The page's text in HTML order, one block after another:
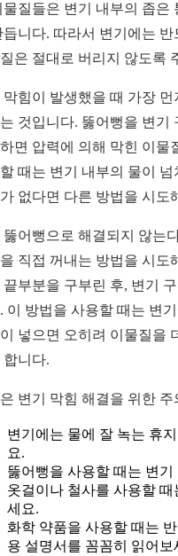
물질들은 변기 내부의 좁은
듭니다. 따라서 변기에는
은 절대로 버리지 않도록
막힘이 발생했을 때 가장
것입니다. 뚫어뻥을 변기
면 압력에 의해 막힌 이물
때는 변기 내부의 물이
없다면 다른 방법을 시도
뚫어뻥으로 해결되지 않는
직접 꺼내는 방법을 시도
끝부분을 구부린 후, 변기
이 방법을 사용할 때는 변
넣으면 오히려 이물질을
합니다.
변기 막힘 해결을 위한 주
변기에는 물에 잘 녹는 휴
요.
뚫어뻥을 사용할 때는 변
옷걸이나 철사를 사용할
세요.
화학 약품을 사용할 때는
용 설명서를 꼼꼼히 읽어보